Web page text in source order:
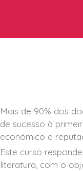
Mais de 90% dos
de sucesso à
económico e
Este curso
literatura, com o